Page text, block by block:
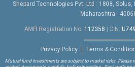
Shepard Technologies Pvt. Ltd : 1808,
Maharashtra -
AMFI Registration No. 112358 CIN:
Privacy Policy Terms &
Mutual fund investments are subject to market risks. Please